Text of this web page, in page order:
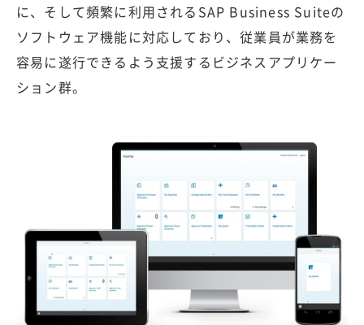
に、そして頻繁に利用されるSAP Business Suiteの
ソフトウェア機能に対応しており、従業員が業務を
容易に遂行できるよう支援するビジネスアプリケー
ション群。